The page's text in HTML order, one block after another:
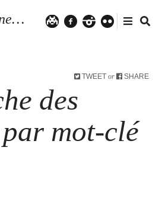
TWEET or SHARE
des
mot-clé